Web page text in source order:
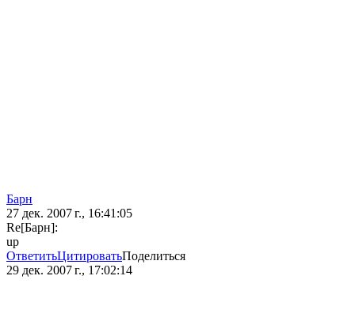
Барн
27 дек. 2007 г., 16:41:05
Re[Барн]:
up
ОтветитьЦитироватьПоделиться
29 дек. 2007 г., 17:02:14